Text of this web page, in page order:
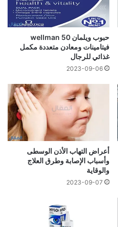
حبوب ويلمان wellman 50
فيتامينات ومعادن متعددة مكمل
غذائي للرجال
2023-09-06
أعراض التهاب الأذن الوسطى
وأسباب الإصابة وطرق العلاج
والوقاية
2023-09-07